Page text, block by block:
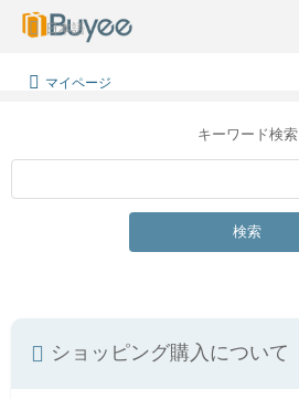
日本語
マイページ
キーワード検索
検索
ショッピング購入について